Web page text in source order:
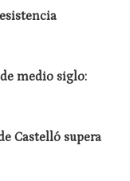
medio siglo:
Castelló supera